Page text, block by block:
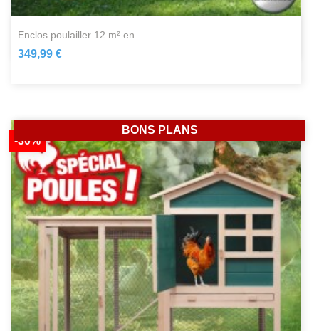
enclos poulailler 12 m² en...
349,99 €
-30%
BONS PLANS